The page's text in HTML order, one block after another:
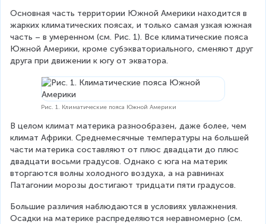
Основная часть территории Южной Америки находится в
жарких климатических поясах, и только самая узкая южная
часть – в умеренном (см. Рис. 1). Все климатические пояса
Южной Америки, кроме субэкваториального, сменяют друг
друга при движении к югу от экватора.
Рис. 1. Климатические пояса Южной Америки
В целом климат материка разнообразен, даже более, чем
климат Африки. Среднемесячные температуры на большей
части материка составляют от плюс двадцати до плюс
двадцати восьми градусов. Однако с юга на материк
вторгаются волны холодного воздуха, а на равнинах
Патагонии морозы достигают тридцати пяти градусов.
Большие различия наблюдаются в условиях увлажнения.
Осадки на материке распределяются неравномерно (см.